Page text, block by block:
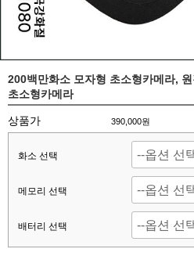
200백만화소 모자형 초소형카메라,
초소형카메라
상품가 390,000원
화소 선택
메모리 선택
배터리 선택